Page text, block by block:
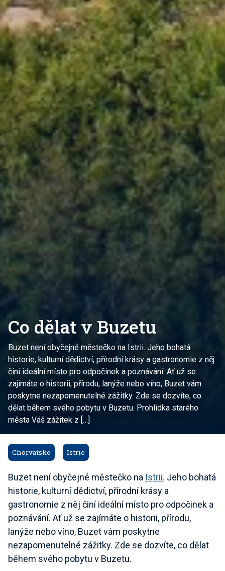
Co dělat v Buzetu
Buzet není obyčejné městečko na Istrii. Jeho bohatá
historie, kulturní dědictví, přírodní krásy a gastronomie z něj
činí ideální místo pro odpočinek a poznávání. Ať už se
zajímáte o historii, přírodu, lanýže nebo víno, Buzet vám
poskytne nezapomenutelné zážitky. Zde se dozvíte, co
dělat během svého pobytu v Buzetu. Prohlídka starého
města Váš zážitek z […]
Chorvatsko Istrie
Buzet není obyčejné městečko na Istrii. Jeho bohatá
historie, kulturní dědictví, přírodní krásy a
gastronomie z něj činí ideální místo pro odpočinek a
poznávání. Ať už se zajímáte o historii, přírodu,
lanýže nebo víno, Buzet vám poskytne
nezapomenutelné zážitky. Zde se dozvíte, co dělat
během svého pobytu v Buzetu.